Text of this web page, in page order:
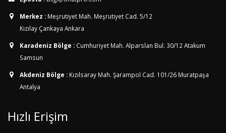
Merkez : Meşrutiyet Mah. Meşrutiyet Cad. 5/12
Kızılay Çankaya Ankara
Karadeniz Bölge : Cumhuriyet Mah. Alparslan Bul. 30/12 Atakum
Samsun
Akdeniz Bölge : Kızılsaray Mah. Şarampol Cad. 101/26 Muratpaşa
Antalya
Hızlı Erişim